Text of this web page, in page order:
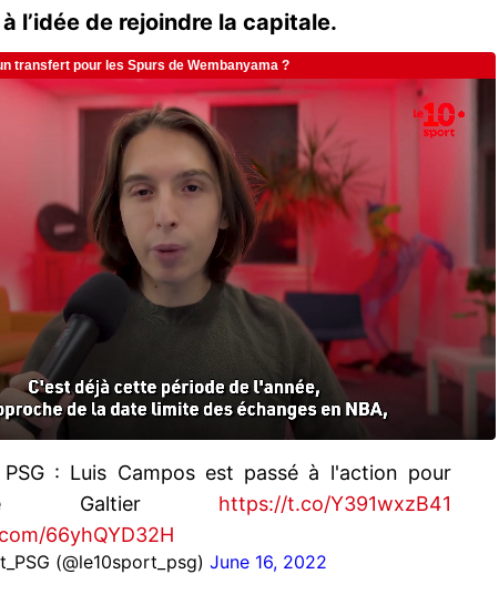
l’idée de rejoindre la capitale.
: Luis Campos est passé à l'action pour
Galtier https://t.co/Y391wxzB41
66yhQYD32H
(@le10sport_psg) June 16, 2022